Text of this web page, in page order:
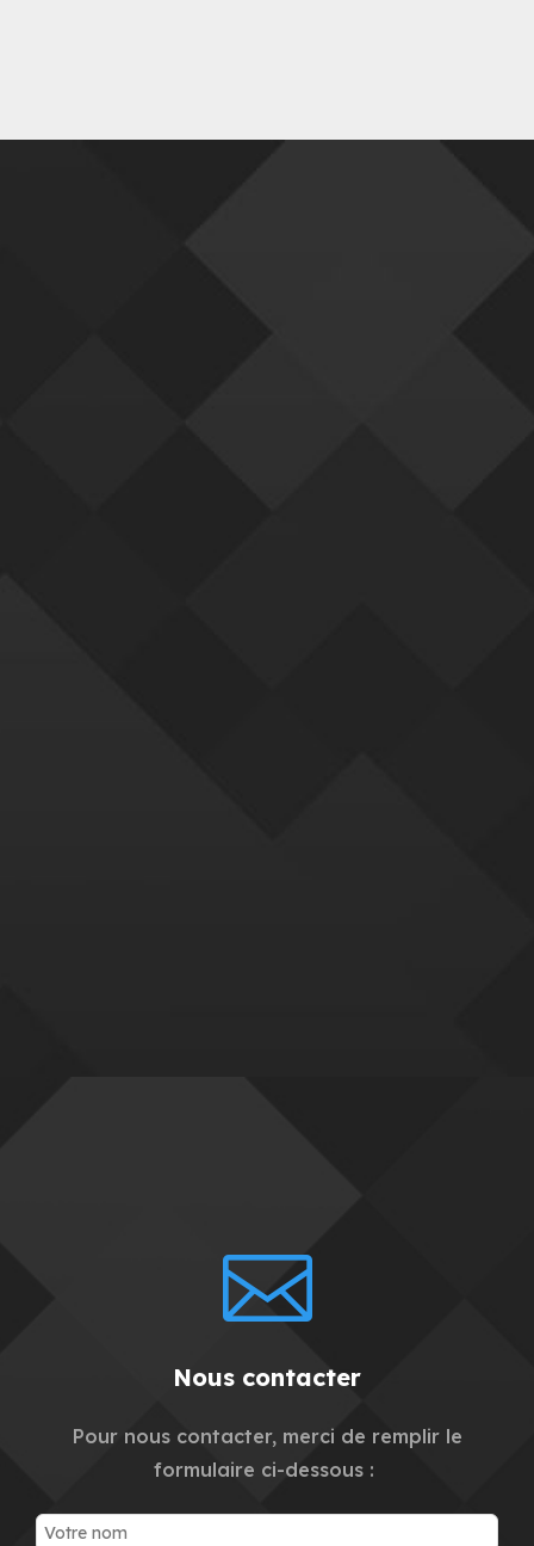

Nous contacter
Pour nous contacter, merci de remplir le
formulaire ci-dessous :